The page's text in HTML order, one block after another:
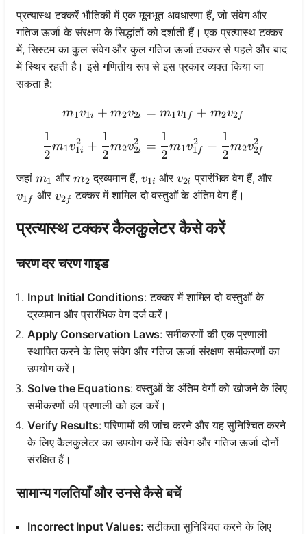
प्रत्यास्थ टक्करें भौतिकी में एक मूलभूत अवधारणा हैं, जो संवेग और
गतिज ऊर्जा के संरक्षण के सिद्धांतों को दर्शाती हैं। एक प्रत्यास्थ टक्कर
में, सिस्टम का कुल संवेग और कुल गतिज ऊर्जा टक्कर से पहले और बाद
में स्थिर रहती है। इसे गणितीय रूप से इस प्रकार व्यक्त किया जा
सकता है:
m_1 v_{1i} + m_2 v_{2i}
m1v1i + m2v2i = m1v1 f + m2v2f
\frac{1}{2} m_1
2
1
m1v1i
2 +
2
1
m2v2i
2 =
2
1
m1v1 f
2 +
2
1
m2v2f
2
जहां m_1
m1 और m_2
m2 द्रव्यमान हैं, v_{1i}
v1i और v_{2i}
v2i प्रारंभिक वेग हैं, और
v_{1f}
v1 f और v_{2f}
v2f टक्कर में शामिल दो वस्तुओं के अंतिम वेग हैं।
प्रत्यास्थ टक्कर कैलकुलेटर कैसे करें
चरण दर चरण गाइड
Input Initial Conditions: टक्कर में शामिल दो वस्तुओं के
द्रव्यमान और प्रारंभिक वेग दर्ज करें।
Apply Conservation Laws: समीकरणों की एक प्रणाली
स्थापित करने के लिए संवेग और गतिज ऊर्जा संरक्षण समीकरणों का
उपयोग करें।
Solve the Equations: वस्तुओं के अंतिम वेगों को खोजने के लिए
समीकरणों की प्रणाली को हल करें।
Verify Results: परिणामों की जांच करने और यह सुनिश्चित करने
के लिए कैलकुलेटर का उपयोग करें कि संवेग और गतिज ऊर्जा दोनों
संरक्षित हैं।
सामान्य गलतियाँ और उनसे कैसे बचें
Incorrect Input Values: सटीकता सुनिश्चित करने के लिए